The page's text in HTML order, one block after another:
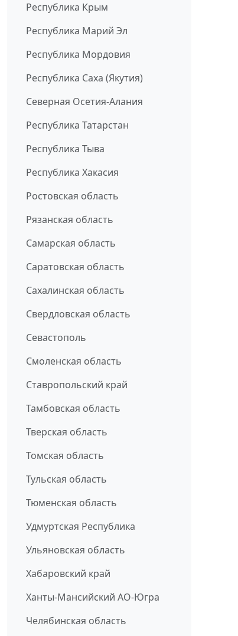
Республика Крым
Республика Марий Эл
Республика Мордовия
Республика Саха (Якутия)
Северная Осетия-Алания
Республика Татарстан
Республика Тыва
Республика Хакасия
Ростовская область
Рязанская область
Самарская область
Саратовская область
Сахалинская область
Свердловская область
Севастополь
Смоленская область
Ставропольский край
Тамбовская область
Тверская область
Томская область
Тульская область
Тюменская область
Удмуртская Республика
Ульяновская область
Хабаровский край
Ханты-Мансийский АО-Югра
Челябинская область